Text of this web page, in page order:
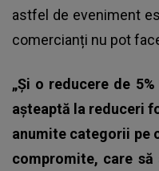
astfel de eveniment
comercianți nu pot
„Și o reducere de
așteaptă la reduceri
anumite categorii pe
compromite, care